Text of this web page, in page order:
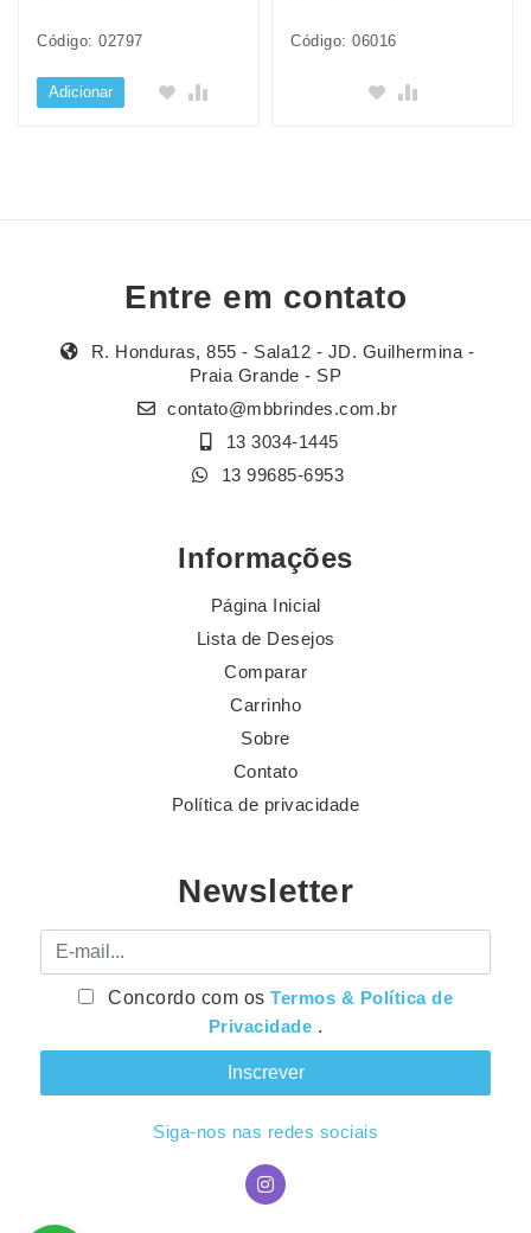
Código: 02797
Adicionar
Código: 06016
Entre em contato
R. Honduras, 855 - Sala12 - JD. Guilhermina -
Praia Grande - SP
contato@mbbrindes.com.br
13 3034-1445
13 99685-6953
Informações
Página Inicial
Lista de Desejos
Comparar
Carrinho
Sobre
Contato
Política de privacidade
Newsletter
E-mail
Concordo com osTermos & Política de
Privacidade .
Siga-nos nas redes sociais